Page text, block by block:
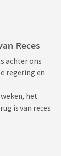
Reces
achter ons
regering en
het
is van reces